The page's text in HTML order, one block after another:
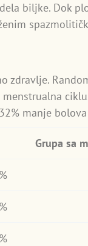
biljke. Dok
manje
Grupa sa